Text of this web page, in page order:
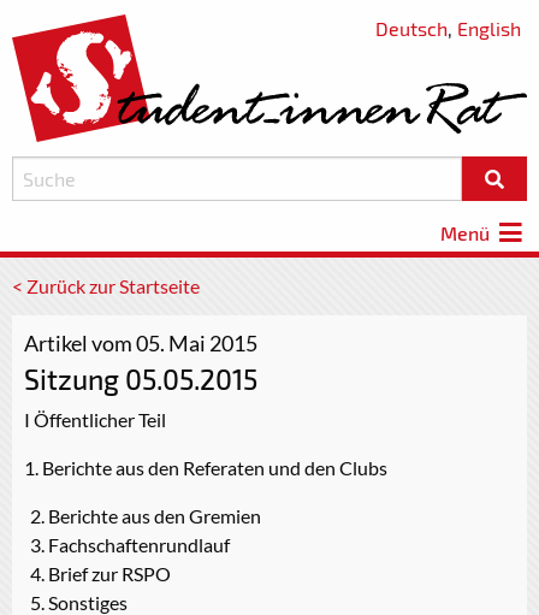
Deutsch, English
Menü
< Zurück zur Startseite
Artikel vom 05. Mai 2015
Sitzung 05.05.2015
I Öffentlicher Teil
1. Berichte aus den Referaten und den Clubs
Berichte aus den Gremien
Fachschaftenrundlauf
Brief zur RSPO
Sonstiges